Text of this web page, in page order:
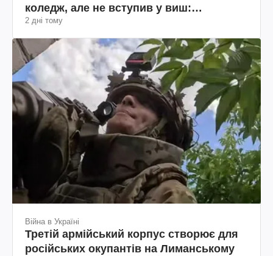
коледж, але не вступив у виш:
пояснення юриста
2 дні тому
Війна в Україні
Третій армійський корпус створює для
російських окупантів на Лиманському